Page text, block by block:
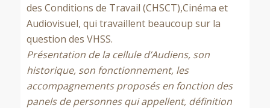
des Conditions de Travail (CHSCT),Cinéma et
Audiovisuel, qui travaillent beaucoup sur la
question des VHSS.
Présentation de la cellule d’Audiens, son
historique, son fonctionnement, les
accompagnements proposés en fonction des
panels de personnes qui appellent, définition